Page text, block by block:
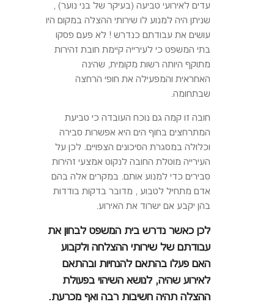
עדים לאירועי טביעה (בעיקר של בני נוער) ,
שניתן היה למנוע לו שירותי ההצלה במקום היו
עושים את עבודתם כנדרש ! לא פעם פסקו
בתי המשפט כי לעירייה קיימת חובת זהירות
מתוקף היותה רשות מקומית, שהינה
האחראית והמפעילה את חופי הרחצה
שבתחומה.
חובה זו קמה גם נוכח העובדה כי טביעת
המתרחצים בחוף הים היא אפשרות סבירה
וכלולה במסגרת הסיכונים הצפויים. לכן על
העירייה מוטלת החובה לנקוט אמצעי זהירות
סבירים כדי למנוע אותם. במקרים אלה בהם
אדם מתחיל לטבוע , מדובר בדקות בודדות
בהן יקבע אם ישרוד את האירוע.
לכן כאשר נדרש בית המשפט לבחון את
עבודתם של שירותי ההצלחה ולקבוע
האם פעלו בהתאם להנחיות ובהתאם
לאירוע שהיה, לנושא השיהוי בפעולת
ההצלה תהיה חשיבות רבה ואף מכרעת.